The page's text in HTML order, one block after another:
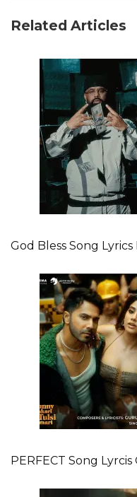
Related Articles
God Bless Song
PERFECT Song